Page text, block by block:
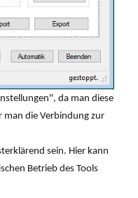
da man diese
man die Verbindung zur
sein. Hier kann
Betrieb des Tools